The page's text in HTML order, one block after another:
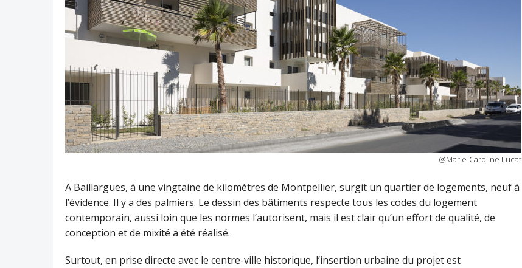
@Marie-Caroline Lucat
A Baillargues, à une vingtaine de kilomètres de Montpellier, surgit un quartier de logements, neuf à
l’évidence. Il y a des palmiers. Le dessin des bâtiments respecte tous les codes du logement
contemporain, aussi loin que les normes l’autorisent, mais il est clair qu’un effort de qualité, de
conception et de mixité a été réalisé.
Surtout, en prise directe avec le centre-ville historique, l’insertion urbaine du projet est